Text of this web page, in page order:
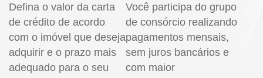
Defina o valor da carta
de crédito de acordo
com o imóvel que deseja
adquirir e o prazo mais
adequado para o seu
Você participa do grupo
de consórcio realizando
pagamentos mensais,
sem juros bancários e
com maior